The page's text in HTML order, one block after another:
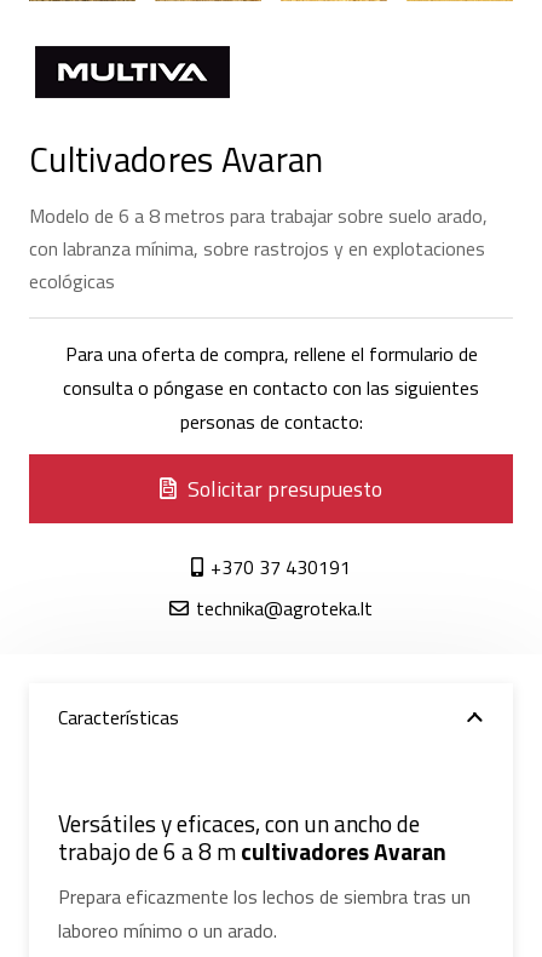
Cultivadores Avaran
Modelo de 6 a 8 metros para trabajar sobre suelo arado,
con labranza mínima, sobre rastrojos y en explotaciones
ecológicas
Para una oferta de compra, rellene el formulario de
consulta o póngase en contacto con las siguientes
personas de contacto:
Solicitar presupuesto
+370 37 430191
technika@agroteka.lt
Características
Versátiles y eficaces, con un ancho de
trabajo de 6 a 8 mcultivadores Avaran
Prepara eficazmente los lechos de siembra tras un
laboreo mínimo o un arado.